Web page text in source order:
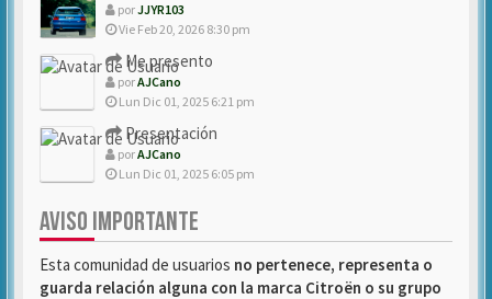
porJJYR103
Vie Feb 20, 2026 8:30 pm
Me presento
porAJCano
Lun Dic 01, 2025 6:21 pm
Presentación
porAJCano
Lun Dic 01, 2025 6:05 pm
AVISO IMPORTANTE
Esta comunidad de usuarios no pertenece, representa o
guarda relación alguna con la marca Citroën o su grupo